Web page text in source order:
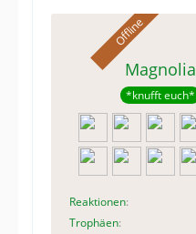
Magnolia
*knufft euch*
Reaktionen
Trophäen